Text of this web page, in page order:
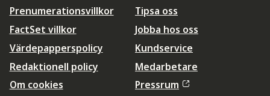
Prenumerationsvillkor
FactSet villkor
Värdepapperspolicy
Redaktionell policy
Om cookies
Tipsa oss
Jobba hos oss
Kundservice
Medarbetare
Pressrum